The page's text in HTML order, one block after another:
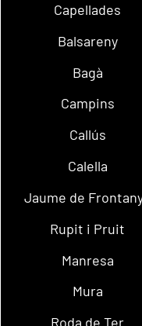
Capellades
Balsareny
Bagà
Campins
Callús
Calella
Jaume de
Rupit i Pruit
Manresa
Mura
Roda de Ter